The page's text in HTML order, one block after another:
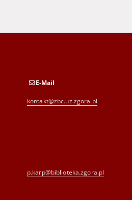
E-Mail
kontakt@zbc.uz.zgora.pl
p.karp@biblioteka.zgora.pl